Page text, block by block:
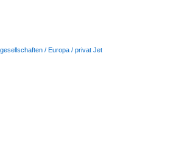
/ Europa / privat Jet